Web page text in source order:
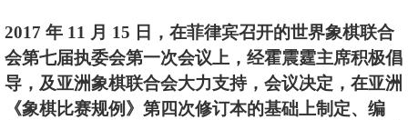
2017 年 11 月 15 日，在菲律宾召开的世界象棋联合
会第七届执委会第一次会议上，经霍震霆主席积极倡
导，及亚洲象棋联合会大力支持，会议决定，在亚洲
《象棋比赛规例》第四次修订本的基础上制定、编